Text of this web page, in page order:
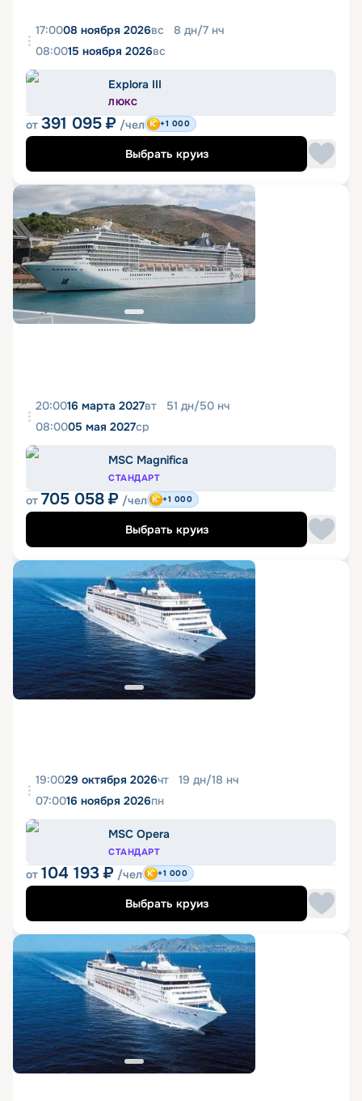
17:0008 ноября 2026вс 8 дн/7 нч
08:0015 ноября 2026вс
Explora III
ЛЮКС
от 391 095 ₽ /чел +1 000
Выбрать круиз
20:0016 марта 2027вт 51 дн/50 нч
08:0005 мая 2027ср
MSC Magnifica
СТАНДАРТ
от 705 058 ₽ /чел +1 000
Выбрать круиз
19:0029 октября 2026чт 19 дн/18 нч
07:0016 ноября 2026пн
MSC Opera
СТАНДАРТ
от 104 193 ₽ /чел +1 000
Выбрать круиз